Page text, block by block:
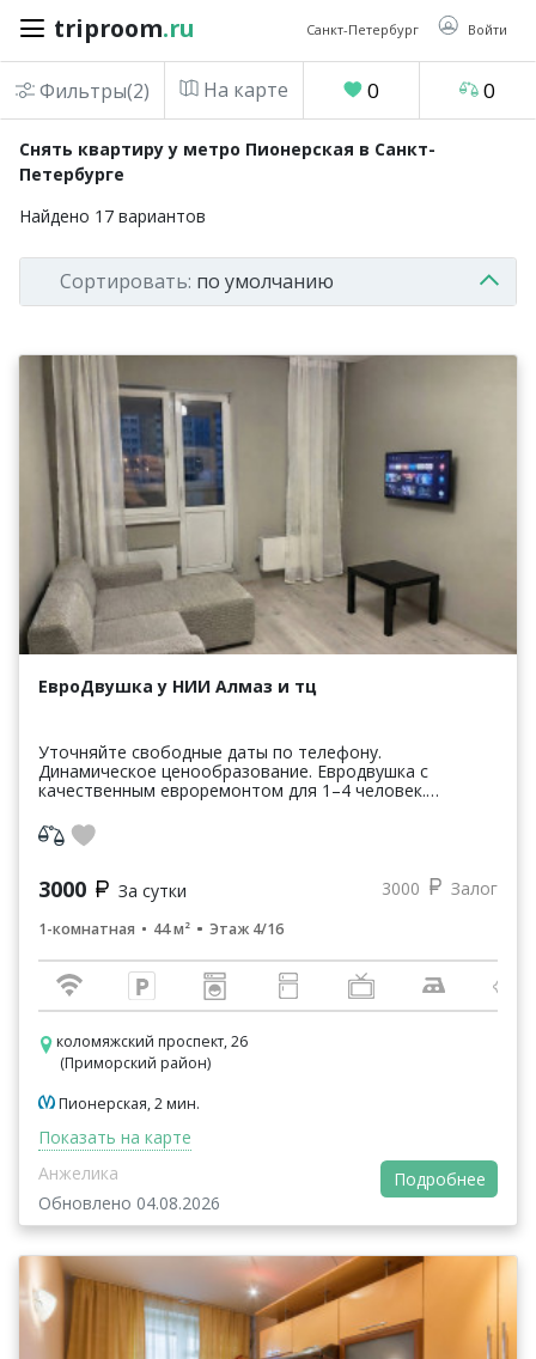
triproom.ru Санкт-Петербург Войти
triproom .ru
рубль
Войти / Зарегистрироваться
Добавить
Избранное
Фильтры(2) На карте 0 0
Снять квартиру у метро Пионерская в Санкт-
Петербурге
Найдено 17 вариантов
Сортировать: по умолчанию
ЕвроДвушка у НИИ Алмаз и тц
Уточняйте свободные даты по телефону.
Динамическое ценообразование. Евродвушка с
качественным евроремонтом для 1–4 человек.
кухня-гостиная с мягкой зон...
3000 За сутки 3000 Залог
1-комнатная 44 м² Этаж 4/16
коломяжский проспект, 26
(Приморский район)
Пионерская, 2 мин.
Показать на карте
Анжелика
Обновлено 04.08.2026
Подробнее